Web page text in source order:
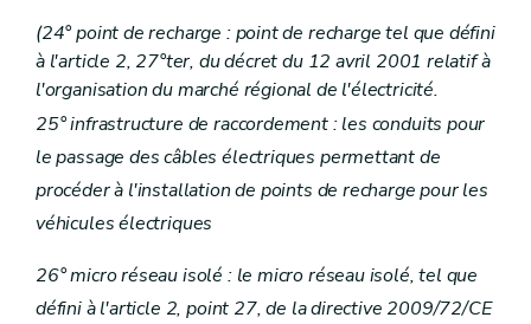
(24° point de recharge : point de recharge tel que défini
à l'article 2, 27°ter, du décret du 12 avril 2001 relatif à
l'organisation du marché régional de l'électricité.
25° infrastructure de raccordement : les conduits pour
le passage des câbles électriques permettant de
procéder à l'installation de points de recharge pour les
véhicules électriques
26° micro réseau isolé : le micro réseau isolé, tel que
défini à l'article 2, point 27, de la directive 2009/72/CE